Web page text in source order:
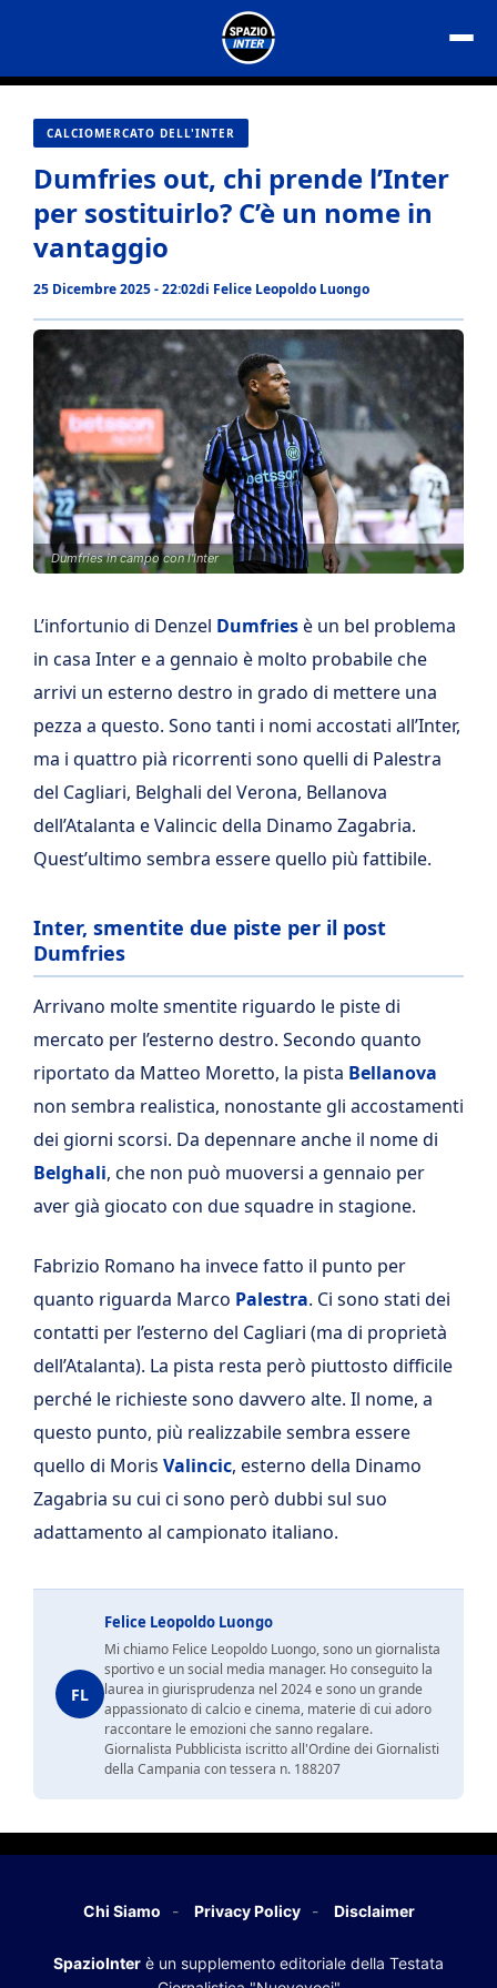
contenuto
CALCIOMERCATO DELL'INTER
Dumfries out, chi prende l’Inter
per sostituirlo? C’è un nome in
vantaggio
25 Dicembre 2025 - 22:02di Felice Leopoldo Luongo
Dumfries in campo con l'Inter
L’infortunio di Denzel Dumfriesè un bel problema
in casa Inter e a gennaio è molto probabile che
arrivi un esterno destro in grado di mettere una
pezza a questo. Sono tanti i nomi accostati all’Inter,
ma i quattro pià ricorrenti sono quelli di Palestra
del Cagliari, Belghali del Verona, Bellanova
dell’Atalanta e Valincic della Dinamo Zagabria.
Quest’ultimo sembra essere quello più fattibile.
Inter, smentite due piste per il post
Dumfries
Arrivano molte smentite riguardo le piste di
mercato per l’esterno destro. Secondo quanto
riportato da Matteo Moretto, la pista Bellanova
non sembra realistica, nonostante gli accostamenti
dei giorni scorsi. Da depennare anche il nome di
Belghali, che non può muoversi a gennaio per
aver già giocato con due squadre in stagione.
Fabrizio Romano ha invece fatto il punto per
quanto riguarda Marco Palestra. Ci sono stati dei
contatti per l’esterno del Cagliari (ma di proprietà
dell’Atalanta). La pista resta però piuttosto difficile
perché le richieste sono davvero alte. Il nome, a
questo punto, più realizzabile sembra essere
quello di Moris Valincic, esterno della Dinamo
Zagabria su cui ci sono però dubbi sul suo
adattamento al campionato italiano.
FL
Felice Leopoldo Luongo
Mi chiamo Felice Leopoldo Luongo, sono un giornalista
sportivo e un social media manager. Ho conseguito la
laurea in giurisprudenza nel 2024 e sono un grande
appassionato di calcio e cinema, materie di cui adoro
raccontare le emozioni che sanno regalare.
Giornalista Pubblicista iscritto all'Ordine dei Giornalisti
della Campania con tessera n. 188207
Chi Siamo Privacy Policy Disclaimer
SpazioInter è un supplemento editoriale della Testata